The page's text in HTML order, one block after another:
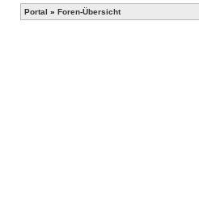
Portal » Foren-Übersicht